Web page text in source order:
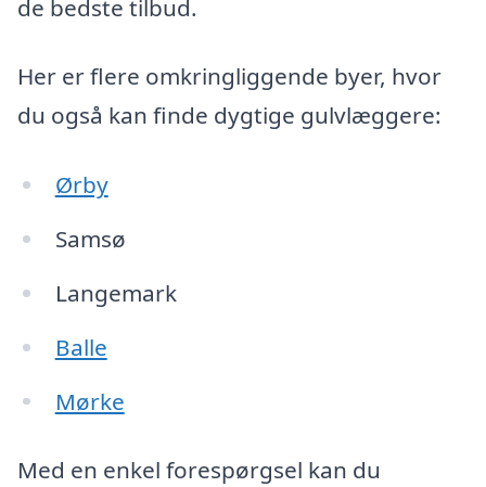
de bedste tilbud.
Her er flere omkringliggende byer, hvor
du også kan finde dygtige gulvlæggere:
Ørby
Samsø
Langemark
Balle
Mørke
Med en enkel forespørgsel kan du